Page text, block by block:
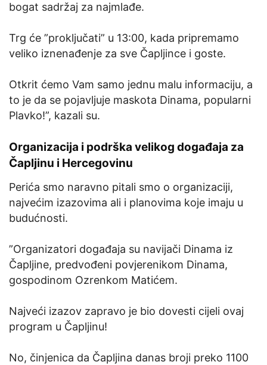
bogat sadržaj za najmlađe.
Trg će ”proključati” u 13:00, kada pripremamo
veliko iznenađenje za sve Čapljince i goste.
Otkrit ćemo Vam samo jednu malu informaciju, a
to je da se pojavljuje maskota Dinama, popularni
Plavko!”, kazali su.
Organizacija i podrška velikog događaja za
Čapljinu i Hercegovinu
Perića smo naravno pitali smo o organizaciji,
najvećim izazovima ali i planovima koje imaju u
budućnosti.
”Organizatori događaja su navijači Dinama iz
Čapljine, predvođeni povjerenikom Dinama,
gospodinom Ozrenkom Matićem.
Najveći izazov zapravo je bio dovesti cijeli ovaj
program u Čapljinu!
No, činjenica da Čapljina danas broji preko 1100